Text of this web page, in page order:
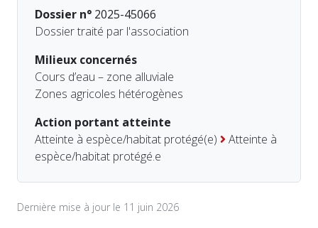
Dossier n° 2025-45066
Dossier traité par l'association
Milieux concernés
Cours d’eau – zone alluviale
Zones agricoles hétérogènes
Action portant atteinte
Atteinte à espèce/habitat protégé(e)
Atteinte à
espèce/habitat protégé.e
Dernière mise à jour le 11 juin 2026